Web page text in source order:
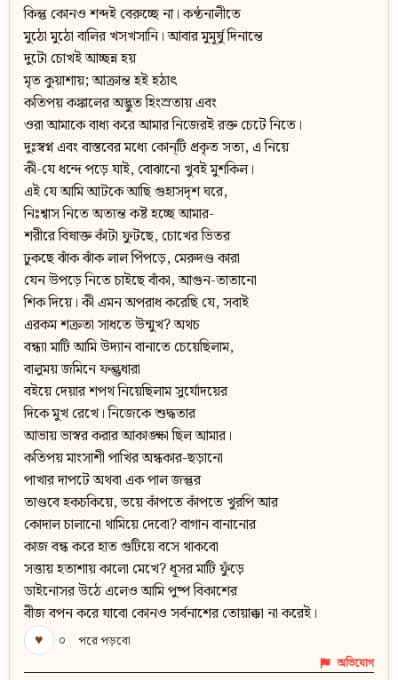
কিন্তু কোনও শব্দই বেরুচ্ছে না। কণ্ঠনালীতে
মুঠো মুঠো বালির খসখসানি। আবার মুমূর্ষু দিনান্তে
দুটো চোখই আচ্ছন্ন হয়
মৃত কুয়াশায়; আক্রান্ত হই হঠাৎ
কতিপয় কঙ্কালের অদ্ভুত হিংস্রতায় এবং
ওরা আমাকে বাধ্য করে আমার নিজেরই রক্ত চেটে নিতে।
দুঃস্বপ্ন এবং বাস্তবের মধ্যে কোন্‌টি প্রকৃত সত্য, এ নিয়ে
কী-যে ধন্দে পড়ে যাই, বোঝানো খুবই মুশকিল।
এই যে আমি আটকে আছি গুহাসদৃশ ঘরে,
নিঃশ্বাস নিতে অত্যন্ত কষ্ট হচ্ছে আমার-
শরীরে বিষাক্ত কাঁটা ফুটছে, চোখের ভিতর
ঢুকছে ঝাঁক ঝাঁক লাল পিঁপড়ে, মেরুদণ্ড কারা
যেন উপড়ে নিতে চাইছে বাঁকা, আগুন-তাতানো
শিক দিয়ে। কী এমন অপরাধ করেছি যে, সবাই
এরকম শক্রতা সাধতে উন্মুখ? অথচ
বন্ধ্যা মাটি আমি উদ্যান বানাতে চেয়েছিলাম,
বালুময় জমিনে ফল্গুধারা
বইয়ে দেয়ার শপথ নিয়েছিলাম সুর্যোদয়ের
দিকে মুখ রেখে। নিজেকে শুদ্ধতার
আভায় ভাস্বর করার আকাঙ্ক্ষা ছিল আমার।
কতিপয় মাংসাশী পাখির অন্ধকার-ছড়ানো
পাখার দাপটে অথবা এক পাল জন্তুর
তাণ্ডবে হকচকিয়ে, ভয়ে কাঁপতে কাঁপতে খুরপি আর
কোদাল চালানো থামিয়ে দেবো? বাগান বানানোর
কাজ বন্ধ করে হাত গুটিয়ে বসে থাকবো
সত্তায় হতাশায় কালো মেখে? ধূসর মাটি ফুঁড়ে
ডাইনোসর উঠে এলেও আমি পুষ্প বিকাশের
বীজ বপন করে যাবো কোনও সর্বনাশের তোয়াক্কা না করেই।
♥
০ পরে পড়বো
অভিযোগ